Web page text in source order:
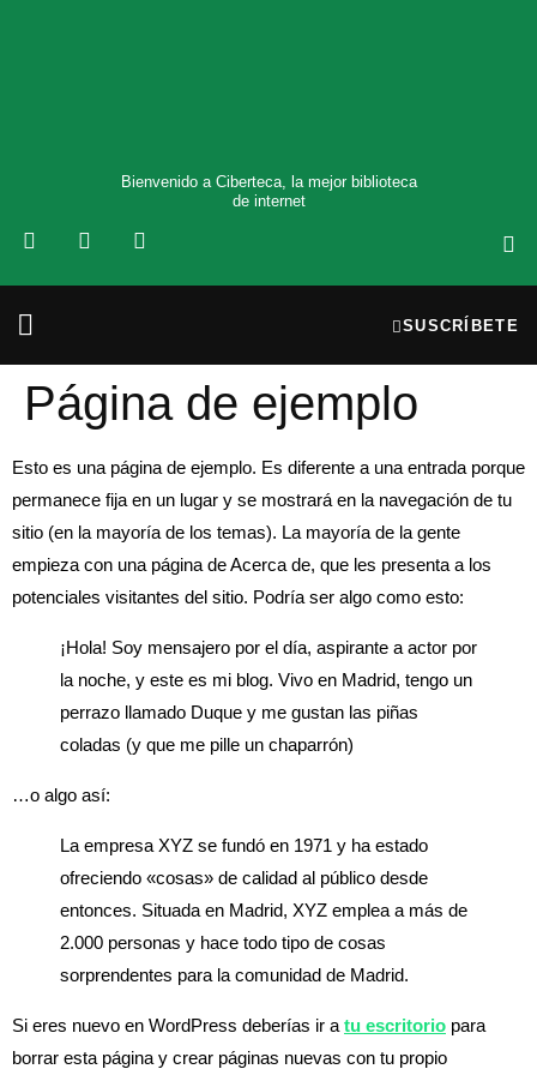
Bienvenido a Ciberteca, la mejor biblioteca
de internet
SUSCRÍBETE
Página de ejemplo
Esto es una página de ejemplo. Es diferente a una entrada porque
permanece fija en un lugar y se mostrará en la navegación de tu
sitio (en la mayoría de los temas). La mayoría de la gente
empieza con una página de Acerca de, que les presenta a los
potenciales visitantes del sitio. Podría ser algo como esto:
¡Hola! Soy mensajero por el día, aspirante a actor por
la noche, y este es mi blog. Vivo en Madrid, tengo un
perrazo llamado Duque y me gustan las piñas
coladas (y que me pille un chaparrón)
…o algo así:
La empresa XYZ se fundó en 1971 y ha estado
ofreciendo «cosas» de calidad al público desde
entonces. Situada en Madrid, XYZ emplea a más de
2.000 personas y hace todo tipo de cosas
sorprendentes para la comunidad de Madrid.
Si eres nuevo en WordPress deberías ir a tu escritorio para
borrar esta página y crear páginas nuevas con tu propio